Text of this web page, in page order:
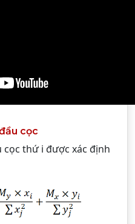
cọc
thứ i được xác định